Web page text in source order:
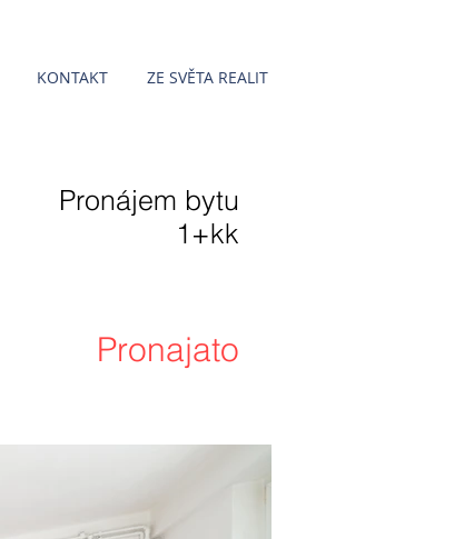
KONTAKT ZE SVĚTA REALIT
Pronájem bytu
1+kk
Pronajato